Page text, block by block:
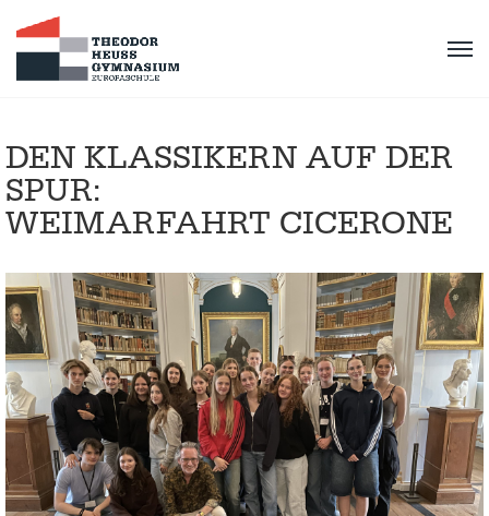
DEN KLASSIKERN AUF DER
SPUR:
WEIMARFAHRT CICERONE